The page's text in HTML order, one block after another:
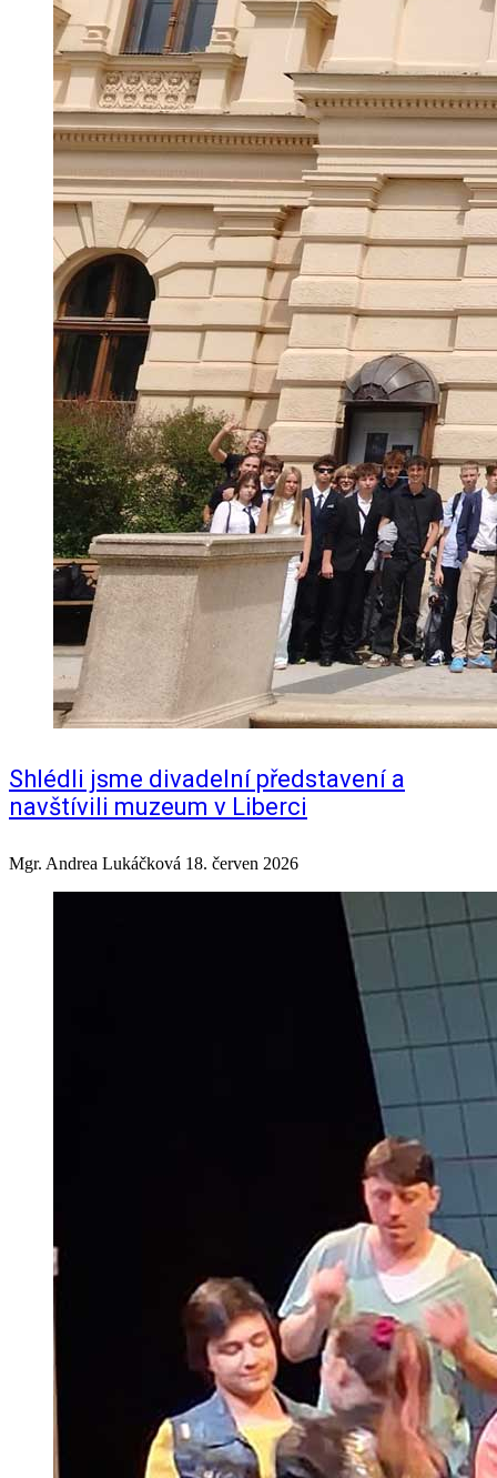
Shlédli jsme divadelní představení a
navštívili muzeum v Liberci
Mgr. Andrea Lukáčková 18. červen 2026